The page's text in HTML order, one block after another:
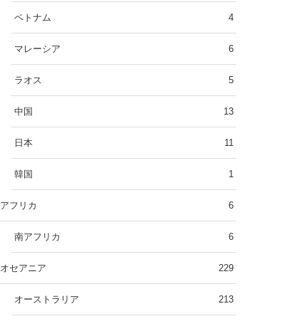
ベトナム 4
マレーシア 6
ラオス 5
中国 13
日本 11
韓国 1
アフリカ 6
南アフリカ 6
オセアニア 229
オーストラリア 213